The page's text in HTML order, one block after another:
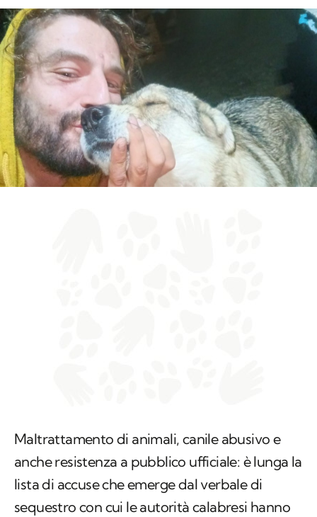
Maltrattamento di animali, canile abusivo e
anche resistenza a pubblico ufficiale: è lunga la
lista di accuse che emerge dal verbale di
sequestro con cui le autorità calabresi hanno